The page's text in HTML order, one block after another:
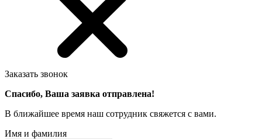
Заказать звонок
Спасибо, Ваша заявка отправлена!
В ближайшее время наш сотрудник свяжется с вами.
Имя и фамилия